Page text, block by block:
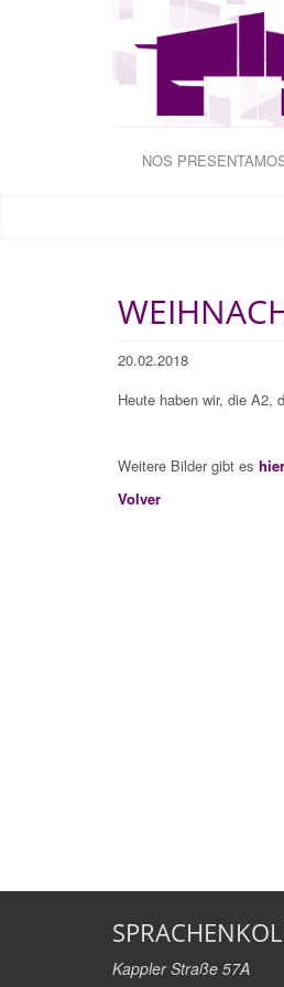
NOS
20.02.2018
Heute haben wir, die A2,
Weitere Bilder gibt es hier
Volver
Kappler Straße 57A